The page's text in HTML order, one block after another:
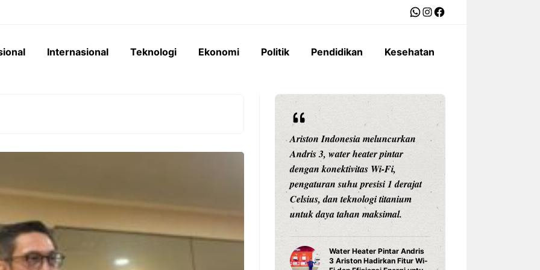
WhatsApp
Instagram
Facebook
Internasional Teknologi Ekonomi Politik Pendidikan Kesehatan
Anggaran
triliun,
kredit masif
dan industri.
Konstruksi Jadi
Baru Berkat
pendanaan di luar APBN untuk
Ariston Indonesia meluncurkan
Andris 3, water heater pintar
dengan konektivitas Wi-Fi,
pengaturan suhu presisi 1 derajat
Celsius, dan teknologi titanium
untuk daya tahan maksimal.
Water Heater Pintar Andris
3 Ariston Hadirkan Fitur Wi-